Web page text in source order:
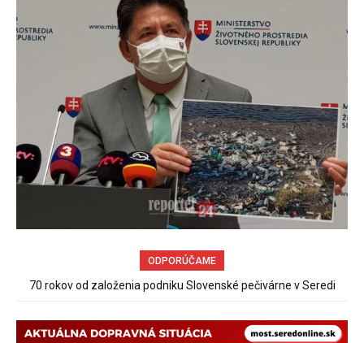
ODPORÚČAME
Sereď niekedy bola mestom s výborným napojením na